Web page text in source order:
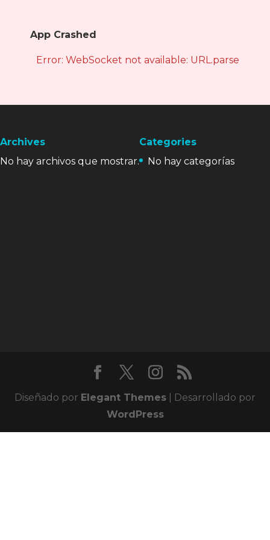
App Crashed
Error: WebSocket not available: URL.parse is
Archives
No hay archivos que mostrar.
Categories
No hay categorías
Diseñado por Elegant Themes | Desarrollado por
WordPress